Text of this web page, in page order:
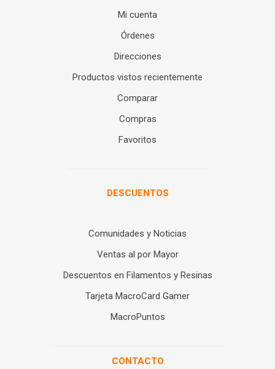
Mi cuenta
Órdenes
Direcciones
Productos vistos recientemente
Comparar
Compras
Favoritos
DESCUENTOS
Comunidades y Noticias
Ventas al por Mayor
Descuentos en Filamentos y Resinas
Tarjeta MacroCard Gamer
MacroPuntos
CONTACTO